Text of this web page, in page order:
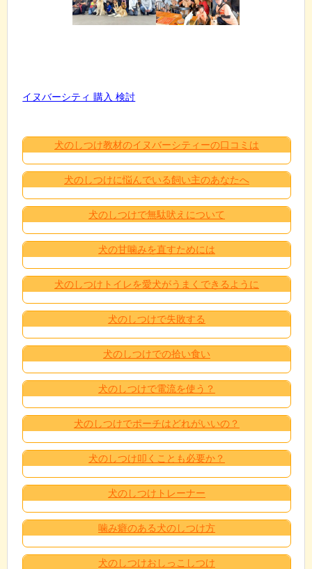
イヌバーシティ 購入 検討
犬のしつけ教材のイヌバーシティーの口コミは
犬のしつけに悩んでいる飼い主のあなたへ
犬のしつけで無駄吠えについて
犬の甘噛みを直すためには
犬のしつけトイレを愛犬がうまくできるように
犬のしつけで失敗する
犬のしつけでの拾い食い
犬のしつけで電流を使う？
犬のしつけでポーチはどれがいいの？
犬のしつけ叩くことも必要か？
犬のしつけトレーナー
噛み癖のある犬のしつけ方
犬のしつけおしっこしつけ